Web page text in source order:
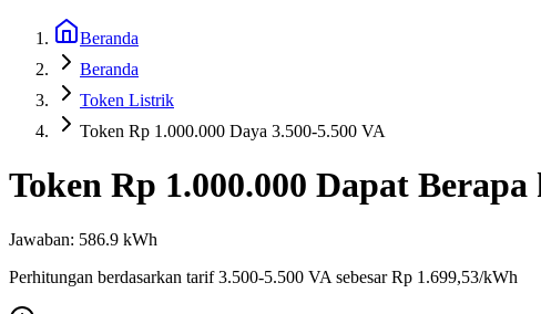
Beranda
Beranda
Token Listrik
Token Rp 1.000.000 Daya 3.500-5.500 VA
Token Rp 1.000.000 Dapat
Jawaban: 586.9 kWh
Perhitungan berdasarkan tarif3.500-5.500 VA sebesar Rp 1.699,53/kWh